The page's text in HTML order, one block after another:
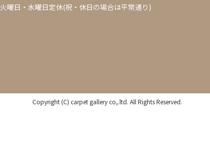
火曜日・水曜日定休(祝・休日の場合は平常通り)
Copyright (C) carpet gallery co,.ltd. All Rights Reserved.